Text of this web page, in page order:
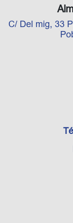
C/ Del mig, 33